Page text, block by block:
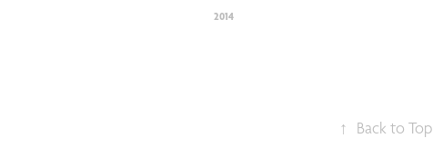
2014
↑ Back to Top